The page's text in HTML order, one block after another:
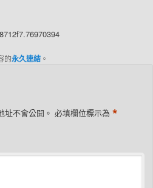
的永久連結 。
址不會公開。 必填欄位標示為*